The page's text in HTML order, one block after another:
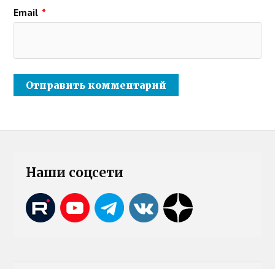
Email *
Наши соцсети